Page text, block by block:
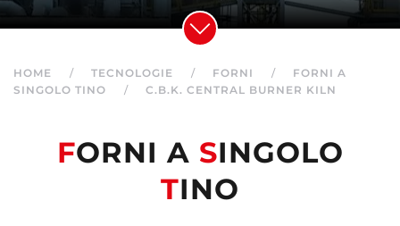
HOME TECNOLOGIE FORNI
FORNI A
SINGOLO TINO
C.B.K. CENTRAL BURNER KILN
FORNI A SINGOLO
TINO